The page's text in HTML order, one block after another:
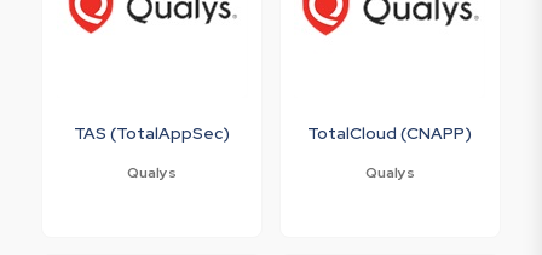
TAS (TotalAppSec)
Qualys
TotalCloud (CNAPP)
Qualys